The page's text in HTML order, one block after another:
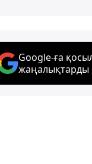
Google-ға
жаңалықтарды